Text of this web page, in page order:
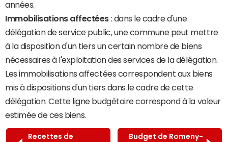
années.
Immobilisations affectées : dans le cadre d'une
délégation de service public, une commune peut mettre
à la disposition d'un tiers un certain nombre de biens
nécessaires à l'exploitation des services de la délégation.
Les immobilisations affectées correspondent aux biens
mis à dispositions d'un tiers dans le cadre de cette
délégation. Cette ligne budgétaire correspond à la valeur
estimée de ces biens.
Recettes de
Budget de Romeny-